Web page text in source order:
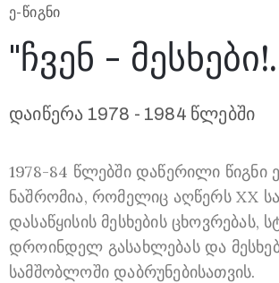
Ე-ᲬᲘᲒᲜᲘ
"ჩვენ -
დაიწერა 1978 - 1984 წლებში
1978-84 წლებში დაწერილი
ნაშრომია, რომელიც აღწერს XX
დასაწყისის მესხების ცხოვრებას,
დროინდელ გასახლებას და
სამშობლოში დაბრუნებისათვის.